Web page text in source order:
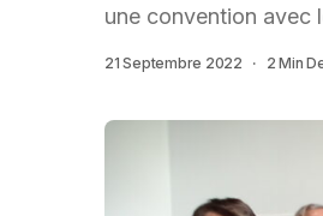
une convention avec
21 Septembre 2022 2 Min